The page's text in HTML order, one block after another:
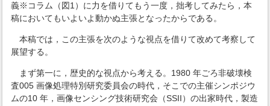
義※コラム（図1）に力を借りてもう一度，拙考してみたら，本
稿においてもいよいよ動かぬ主張となったからである。
本稿では，この主張を次のような視点を借りて改めて考察して
展望する。
まず第一に，歴史的な視点から考える。1980 年ごろ非破壊検
査005 画像処理特別研究委員会の時代，そこでの主催シンポジウ
ムの10 年，画像センシング技術研究会（SSII）の出家時代，製造